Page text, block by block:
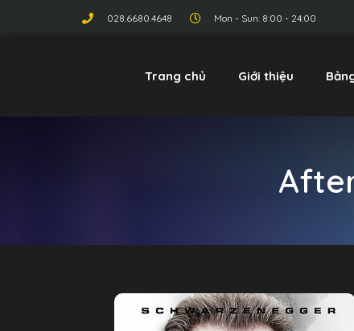
028.6680.4648 Mon - Sun: 8:00 - 24:00
Trang chủ Giới thiệu